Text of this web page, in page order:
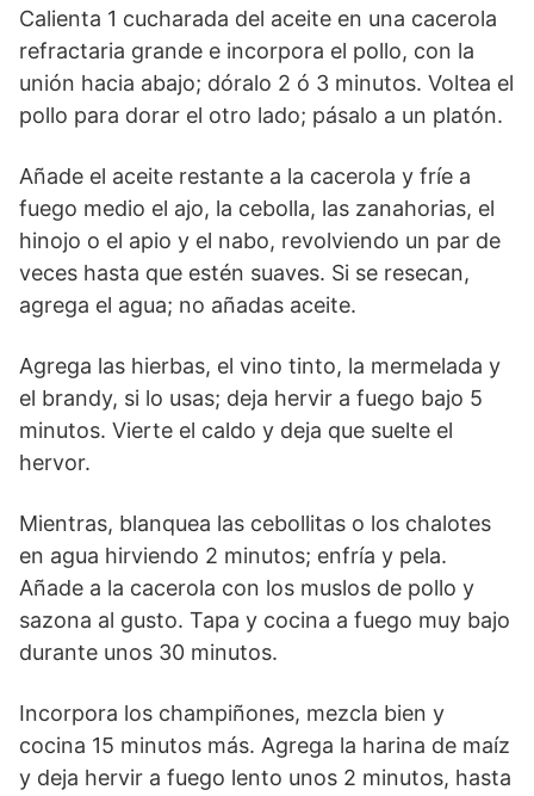
Calienta 1 cucharada del aceite en una cacerola
refractaria grande e incorpora el pollo, con la
unión hacia abajo; dóralo 2 ó 3 minutos. Voltea el
pollo para dorar el otro lado; pásalo a un platón.
Añade el aceite restante a la cacerola y fríe a
fuego medio el ajo, la cebolla, las zanahorias, el
hinojo o el apio y el nabo, revolviendo un par de
veces hasta que estén suaves. Si se resecan,
agrega el agua; no añadas aceite.
Agrega las hierbas, el vino tinto, la mermelada y
el brandy, si lo usas; deja hervir a fuego bajo 5
minutos. Vierte el caldo y deja que suelte el
hervor.
Mientras, blanquea las cebollitas o los chalotes
en agua hirviendo 2 minutos; enfría y pela.
Añade a la cacerola con los muslos de pollo y
sazona al gusto. Tapa y cocina a fuego muy bajo
durante unos 30 minutos.
Incorpora los champiñones, mezcla bien y
cocina 15 minutos más. Agrega la harina de maíz
y deja hervir a fuego lento unos 2 minutos, hasta